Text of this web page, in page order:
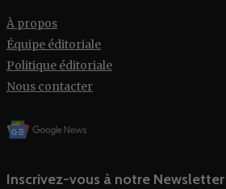
À propos
Équipe éditoriale
Politique éditoriale
Nous contacter
Inscrivez-vous à notre Newsletter